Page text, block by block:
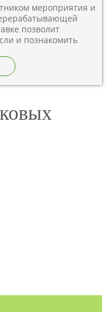
мероприятия и
позволит
и познакомить
Московская
округ, деревня
«Дмитровские